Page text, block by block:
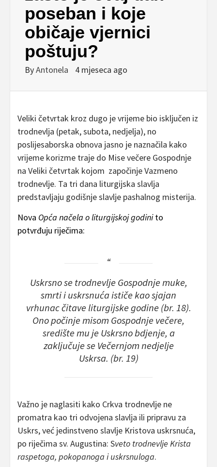
poseban i koje
običaje vjernici
poštuju?
ByAntonela 4 mjeseca ago
Veliki četvrtak kroz dugo je vrijeme bio isključen iz
trodnevlja (petak, subota, nedjelja), no
poslijesaborska obnova jasno je naznačila kako
vrijeme korizme traje do Mise večere Gospodnje
na Veliki četvrtak kojom započinje Vazmeno
trodnevlje. Ta tri dana liturgijska slavlja
predstavljaju godišnje slavlje pashalnog misterija.
Nova Opća načela o liturgijskoj godinito
potvrđuju riječima:
Uskrsno se trodnevlje Gospodnje muke,
smrti i uskrsnuća ističe kao sjajan
vrhunac čitave liturgijske godine (br. 18).
Onopočinje misom Gospodnje večere,
središte mu je Uskrsno bdjenje, a
zaključuje se Večernjom nedjelje
Uskrsa. (br. 19)
Važno je naglasiti kako Crkva trodnevlje ne
promatra kao tri odvojena slavlja ili pripravu za
Uskrs, već jedinstveno slavlje Kristova uskrsnuća,
po riječima sv. Augustina: Sveto trodnevlje Krista
raspetoga, pokopanoga i uskrsnuloga.